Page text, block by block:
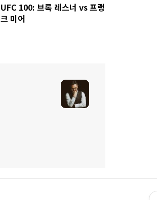
UFC 100: 브록 레스너 vs 프랭
크 미어